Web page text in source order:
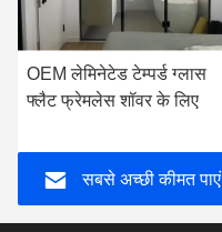
OEM लेमिनेटेड टेम्पर्ड ग्लास
फ्लैट फ्रेमलेस शॉवर के लिए
सबसे अच्छी कीमत पाएं